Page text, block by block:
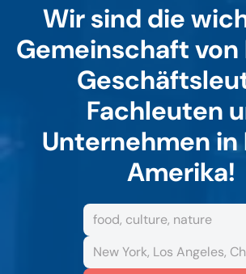
Wir sind die
Gemeinschaft von
Fachleuten
Unternehmen
Amerika!